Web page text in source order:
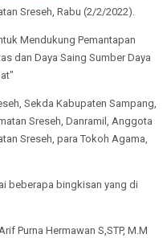
Sreseh, Rabu (2/2/2022).
Mendukung Pemantapan
dan Daya Saing Sumber Daya
Sekda Kabupaten Sampang,
Sreseh, Danramil, Anggota
Sreseh, para Tokoh Agama,
beberapa bingkisan yang di
Purna Hermawan S,STP, M.M